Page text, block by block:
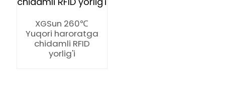
XGSun 260℃
Yuqori haroratga
chidamli RFID
yorlig'i